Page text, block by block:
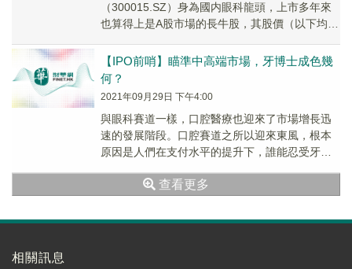
（300015.SZ）身為國内眼科龍頭，上市多年來
也算得上是A股市場的長牛股，其股價（以下均指
【IPO前哨】瞄準中高端市場，牙博士成色幾
何？
2021年09月29日 下午4:00
與眼科賽道一樣，口腔醫療也迎來了市場增長迅
速的發展階段。口腔賽道之所以迎來東風，根本
原因是人們在支付水平的提升下，誰能忍受牙疼
上半年，我...查看更多
相關訊息